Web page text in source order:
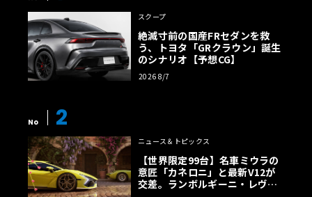
スクープ
絶滅寸前の国産FRセダンを救
う、トヨタ「GRクラウン」誕生
のシナリオ【予想CG】
2026 8/7
No 2
ニュース＆トピックス
【世界限定99台】名車ミウラの
意匠「カネロニ」と最新V12が
交差。ランボルギーニ・レヴエ